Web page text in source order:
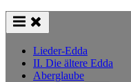
Lieder-Edda
II. Die ältere Edda
Aberglaube